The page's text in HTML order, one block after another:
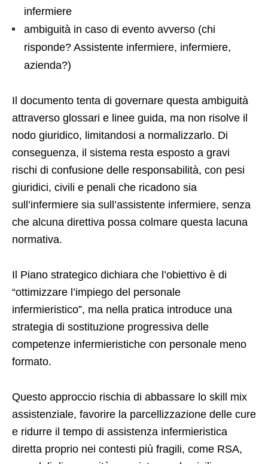
infermiere
ambiguità in caso di evento avverso (chi
risponde? Assistente infermiere, infermiere,
azienda?)
Il documento tenta di governare questa ambiguità
attraverso glossari e linee guida, ma non risolve il
nodo giuridico, limitandosi a normalizzarlo. Di
conseguenza, il sistema resta esposto a gravi
rischi di confusione delle responsabilità, con pesi
giuridici, civili e penali che ricadono sia
sull’infermiere sia sull’assistente infermiere, senza
che alcuna direttiva possa colmare questa lacuna
normativa.
Il Piano strategico dichiara che l’obiettivo è di
“ottimizzare l’impiego del personale
infermieristico”, ma nella pratica introduce una
strategia di sostituzione progressiva delle
competenze infermieristiche con personale meno
formato.
Questo approccio rischia di abbassare lo skill mix
assistenziale, favorire la parcellizzazione delle cure
e ridurre il tempo di assistenza infermieristica
diretta proprio nei contesti più fragili, come RSA,